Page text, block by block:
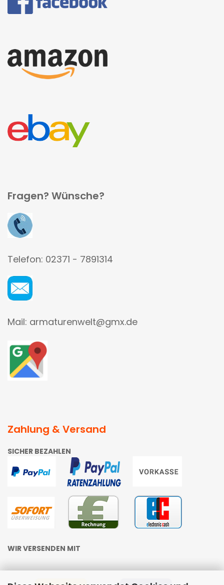
Fragen? Wünsche?
Telefon: 02371 - 7891314
Mail: armaturenwelt@gmx.de
Zahlung & Versand
SICHER BEZAHLEN
WIR VERSENDEN MIT